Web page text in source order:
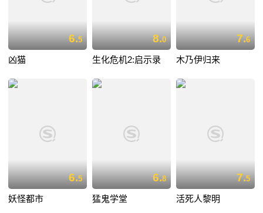
6.5
凶猫
8.0
生化危机2:启示录
7.6
木乃伊归来
6.5
妖怪都市
6.8
猛鬼学堂
7.5
活死人黎明